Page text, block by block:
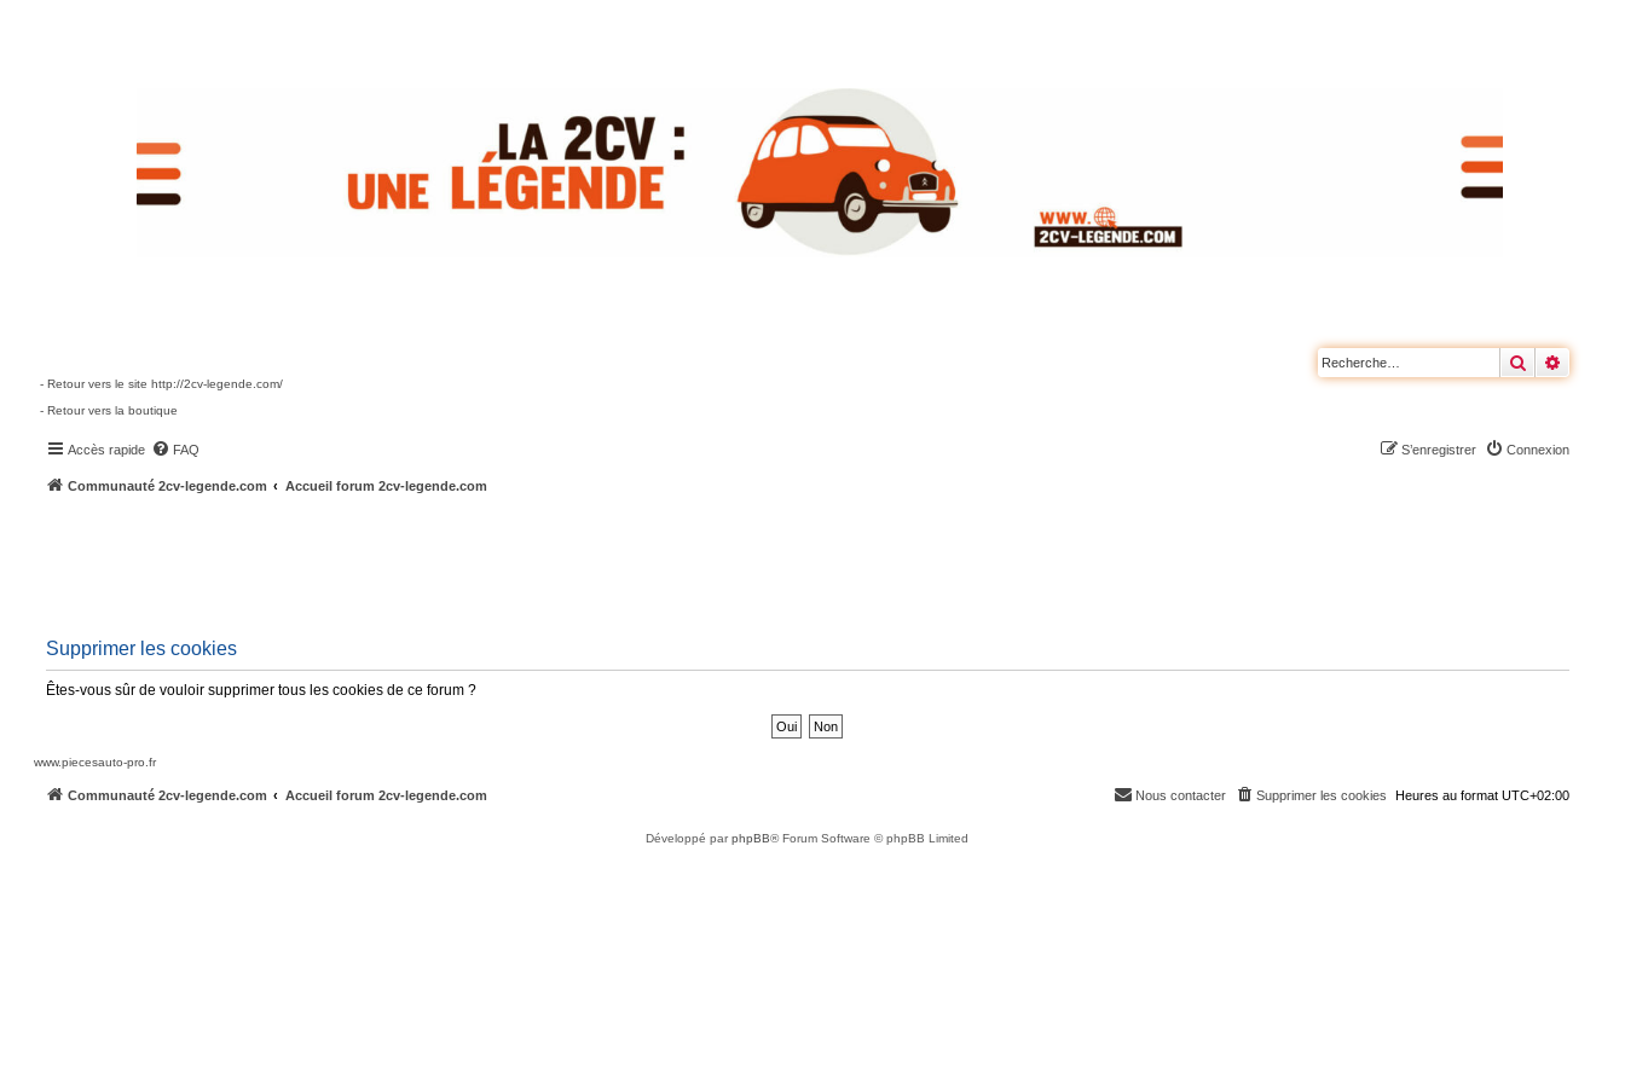
Rechercher
- Retour vers le site http://2cv-legende.com/
- Retour vers la boutique
Accès rapide FAQ Connexion
S’enregistrer
Communauté 2cv-legende.com Accueil forum 2cv-legende.com
Supprimer les cookies
Êtes-vous sûr de vouloir supprimer tous les cookies de ce forum ?
www.piecesauto-pro.fr
Communauté 2cv-legende.com Accueil forum 2cv-legende.com Heures au formatUTC+02:00
Supprimer les cookies
Nous contacter
Développé parphpBB® Forum Software © phpBB Limited